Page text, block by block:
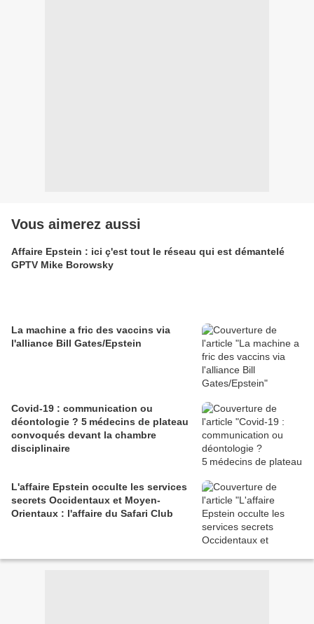
Vous aimerez aussi
Affaire Epstein : ici ç'est tout le réseau qui est démantelé
GPTV Mike Borowsky
La machine a fric des vaccins via
l'alliance Bill Gates/Epstein
Covid-19 : communication ou
déontologie ? 5 médecins de plateau
convoqués devant la chambre
disciplinaire
L'affaire Epstein occulte les services
secrets Occidentaux et Moyen-
Orientaux : l'affaire du Safari Club